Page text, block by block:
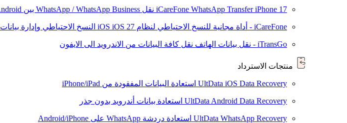
iCareFone WhatsApp TransferiPhone 17 نقل WhatsApp / WhatsApp Business بين Android و iPhone
iCareFone - أداة مجانية للنسخ الاحتياطي لنظام iOS iOS 27 النسخ الاحتياطي وإدارة بيانات iOS بسهولة
iTransGo - نقل بيانات الهاتف نقل كافة البيانات من الاندرويد الى الايفون
منتجات الاسترداد
UltData iOS Data Recovery استعادة البيانات المفقودة من iPhone/iPad
UltData Android Data Recovery استعادة بيانات أندرويد بدون جذر
UltData WhatsApp Recovery استعادة دردشة WhatsApp على Android/iPhone